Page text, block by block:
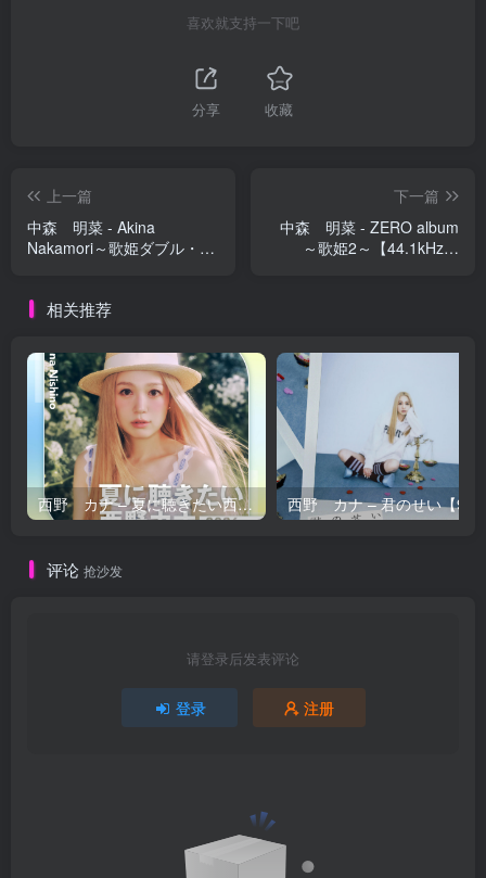
喜欢就支持一下吧
分享 收藏
上一篇
中森 明菜 - Akina
Nakamori～歌姫ダブル・デ
下一篇
中森 明菜 - ZERO album
～歌姫2～【44.1kHz／
相关推荐
西野 カナ – 夏に聴きたい西野カナ2026【44.1kHz／16bit】日本区
评论 抢沙发
请登录后发表评论
登录 注册